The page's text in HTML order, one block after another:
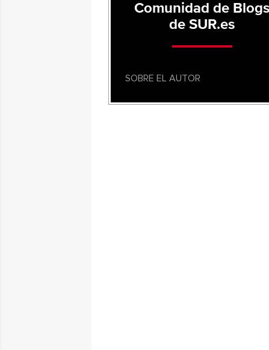
Comunidad de Blogs
de SUR.es
SOBRE EL AUTOR